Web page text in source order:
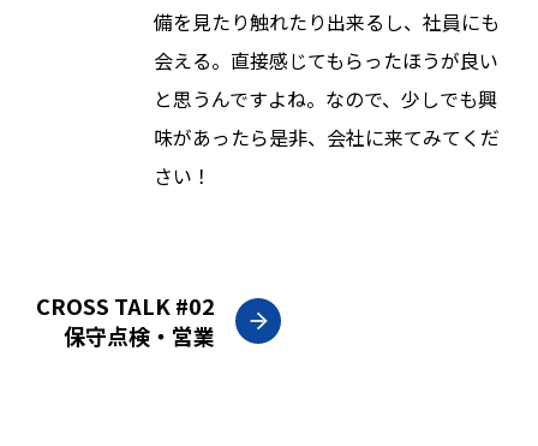
備を見たり触れたり出来るし、社員にも
会える。直接感じてもらったほうが良い
と思うんですよね。なので、少しでも興
味があったら是非、会社に来てみてくだ
さい！
CROSS TALK #02
保守点検・営業